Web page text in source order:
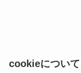
cookieについて